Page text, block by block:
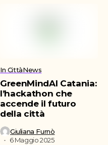
In CittàNews
GreenMindAI Catania:
l’hackathon che
accende il futuro
della città
Giuliana Furnò
6 Maggio 2025